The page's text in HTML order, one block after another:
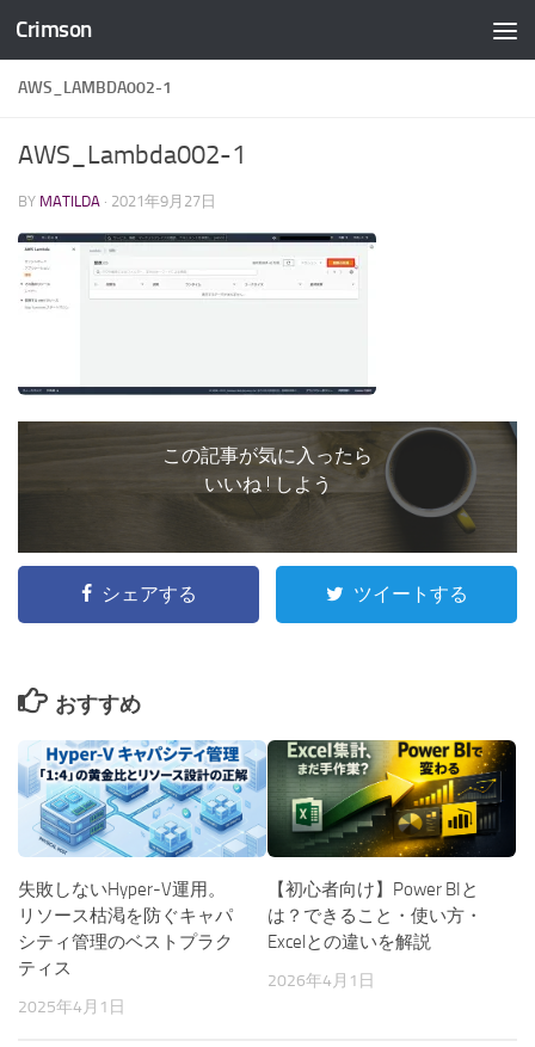
コンテンツへスキップ
Crimson
AWS_LAMBDA002-1
AWS_Lambda002-1
BY MATILDA · 2021年9月27日
この記事が気に入ったら
いいね ! しよう
シェアする ツイートする
おすすめ
失敗しないHyper-V運用。
リソース枯渇を防ぐキャパ
シティ管理のベストプラク
ティス
2025年4月1日
【初心者向け】Power BIと
は？できること・使い方・
Excelとの違いを解説
2026年4月1日